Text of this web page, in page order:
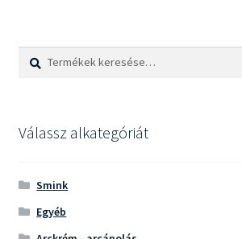
Keresés
Keresés
Válassz alkategóriát
Smink
Egyéb